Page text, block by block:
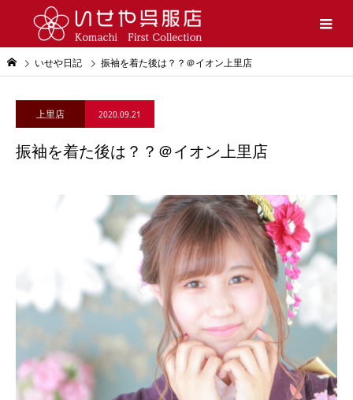
いせや日記 振袖を着た後は？？＠イオン上里店
上里店 2020.09.21
振袖を着た後は？？＠イオン上里店